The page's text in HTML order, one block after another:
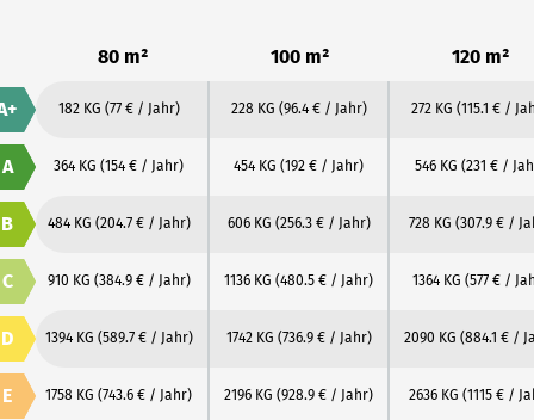
80 m² 100 m² 120 m²
182 KG (77 € / Jahr) 228 KG (96.4 € / Jahr) 272 KG (115.1 € /
A 364 KG (154 € / Jahr) 454 KG (192 € / Jahr) 546 KG (231 € /
B 484 KG (204.7 € / Jahr) 606 KG (256.3 € / Jahr) 728 KG (307.9 € /
C 910 KG (384.9 € / Jahr) 1136 KG (480.5 € / Jahr) 1364 KG (577 € /
D 1394 KG (589.7 € / Jahr) 1742 KG (736.9 € / Jahr) 2090 KG (884.1 € /
E 1758 KG (743.6 € / Jahr) 2196 KG (928.9 € / Jahr) 2636 KG (1115 € /